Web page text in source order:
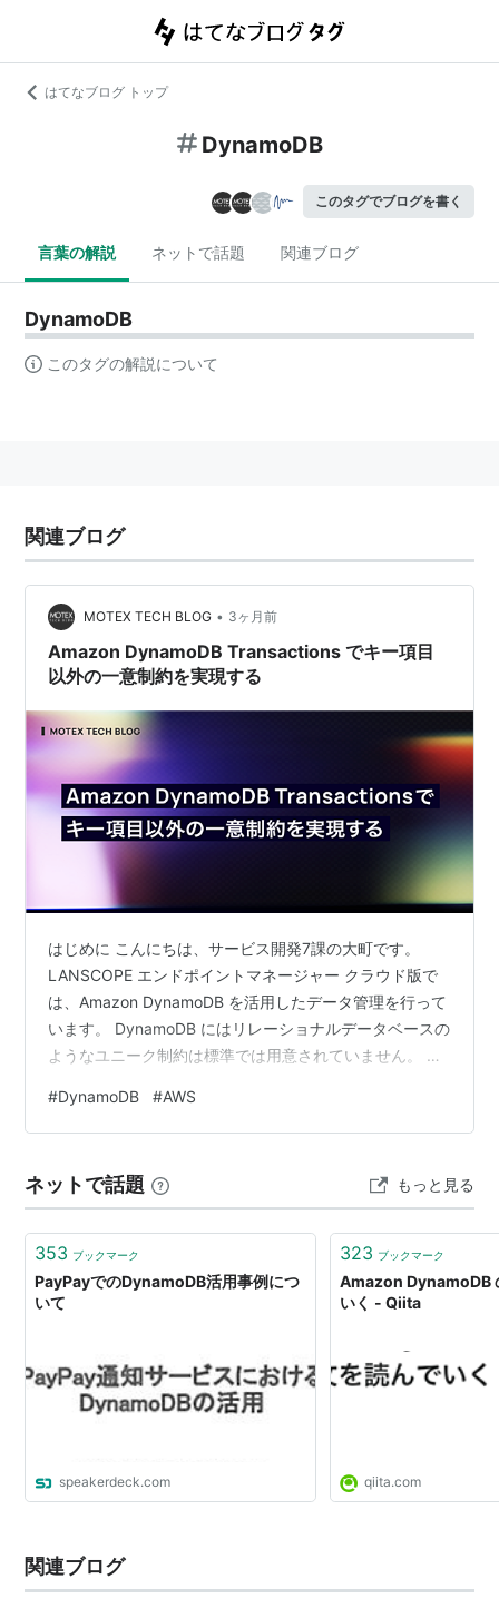
はてなブログ トップ
DynamoDB
このタグでブログを書く
言葉の解説 ネットで話題 関連ブログ
DynamoDB
このタグの解説について
関連ブログ
MOTEX TECH BLOG • 3ヶ月前
Amazon DynamoDB Transactions でキー項目
以外の一意制約を実現する
はじめに こんにちは、サービス開発7課の大町です。
LANSCOPE エンドポイントマネージャー クラウド版で
は、Amazon DynamoDB を活用したデータ管理を行って
います。 DynamoDB にはリレーショナルデータベースの
ようなユニーク制約は標準では用意されていません。 実
一意性を持たせる必要がある」という要件に直面しまし
た。 今回は、Amazon DynamoDB Transactions を使っ
注意点を紹介します。 はじめに DynamoDB の一意制約
の課題 AWS 公式ドキュ…
#DynamoDB #AWS
ネットで話題 もっと見る
353 ブックマーク
PayPayでのDynamoDB活用事例につ
いて
speakerdeck.com
323 ブックマーク
Amazon DynamoDB
いく - Qiita
qiita.com
関連ブログ